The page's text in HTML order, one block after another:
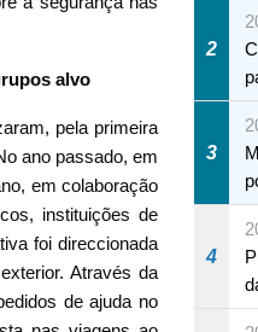
alvo
pela primeira
ano passado, em
em colaboração
instituições de
foi direccionada
Através da
de ajuda no
2
3
4